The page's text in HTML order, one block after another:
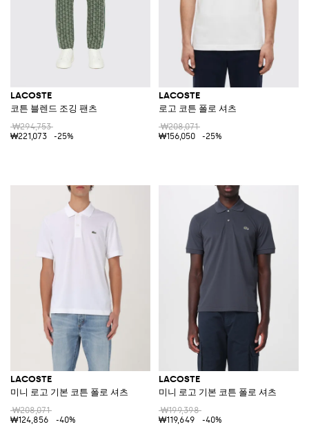
LACOSTE
코튼 블렌드 조깅 팬츠
₩294,753
₩221,073
-25%
LACOSTE
로고 코튼 폴로 셔츠
₩208,071
₩156,050
-25%
LACOSTE
미니 로고 기본 코튼 폴로 셔츠
₩208,071
₩124,856
-40%
LACOSTE
미니 로고 기본 코튼 폴로 셔츠
₩199,398
₩119,649
-40%